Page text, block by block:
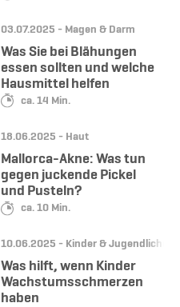
Datum:
03.07.2025 - Kategorie:
Magen & Darm
Lesedauer:
ca. 14 Min.
Was Sie bei Blähungen
essen sollten und welche
Hausmittel helfen
Datum:
18.06.2025 - Kategorie:
Haut
Lesedauer:
ca. 10 Min.
Mallorca-Akne: Was tun
gegen juckende Pickel
und Pusteln?
Datum:
10.06.2025 - Kategorie:
Kinder & Jugendliche
Was hilft, wenn Kinder
Wachstumsschmerzen
haben